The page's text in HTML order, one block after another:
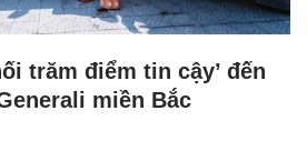
trăm điểm tin cậy’ đến
miền Bắc